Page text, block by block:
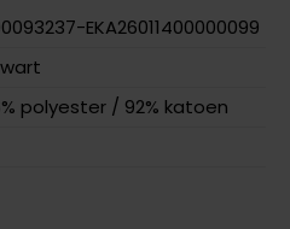
EKA26011400000099
polyester / 92% katoen